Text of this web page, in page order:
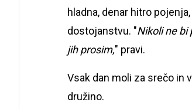
hladna, denar hitro
dostojanstvu. "Nikoli ne bi
jih prosim," pravi.
Vsak dan moli za srečo in
družino.